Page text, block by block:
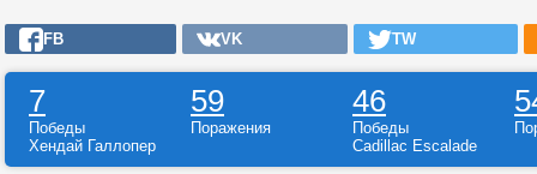
FB VK TW
7 59 46
Победы Поражения Победы
Хендай Галлопер
Cadillac Escalade